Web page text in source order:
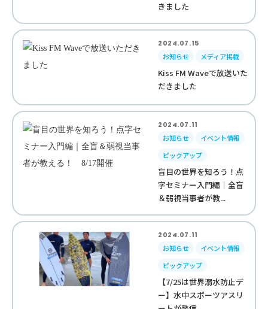
きました
2024.07.15
お知らせ
メディア掲載
Kiss FM Waveで放送いた
だきました
2024.07.11
お知らせ
イベント情報
ピックアップ
盲目の世界を知ろう！点
字セミナー入門編｜全盲
＆弱視当事者が教...
2024.07.11
お知らせ
イベント情報
ピックアップ
【7/25は世界溺水防止デ
ー】水中スポーツアスリ